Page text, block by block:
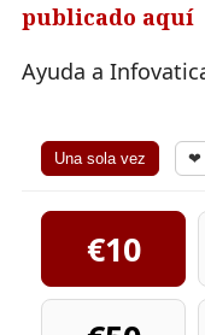
publicado aquí
Ayuda a
Una sola vez ❤
€10